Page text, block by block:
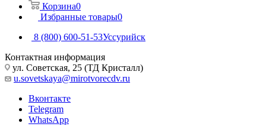
Корзина0
Избранные товары0
8 (800) 600-51-53Уссурийск
Контактная информация
ул. Советская, 25 (ТД Кристалл)
u.sovetskaya@mirotvorecdv.ru
Вконтакте
Telegram
WhatsApp